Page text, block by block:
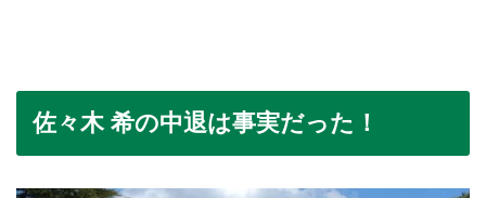
佐々木 希の中退は事実だった！